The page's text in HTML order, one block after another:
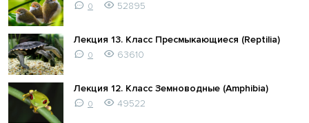
0 52895
Лекция 13. Класс Пресмыкающиеся (Reptilia)
0 63610
Лекция 12. Класс Земноводные (Amphibia)
0 49522